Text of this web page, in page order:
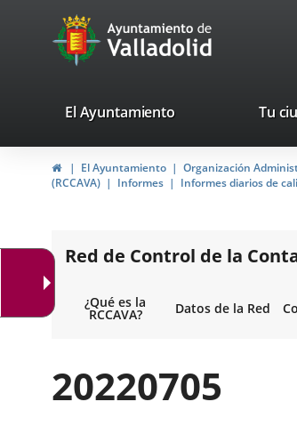
Portal
Web
Ayuntamiento
de
Valladolid
valladolid.es
El Ayuntamiento Tu
HomeEl Ayuntamiento Organización
(RCCAVA)
Informes Informes diarios de
Red de Control de la
¿Qué es la
RCCAVA? Datos de la Red
20220705